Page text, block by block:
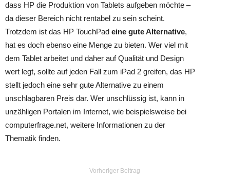
dass HP die Produktion von Tablets aufgeben möchte –
da dieser Bereich nicht rentabel zu sein scheint.
Trotzdem ist das HP TouchPad eine gute Alternative,
hat es doch ebenso eine Menge zu bieten. Wer viel mit
dem Tablet arbeitet und daher auf Qualität und Design
wert legt, sollte auf jeden Fall zum iPad 2 greifen, das HP
stellt jedoch eine sehr gute Alternative zu einem
unschlagbaren Preis dar. Wer unschlüssig ist, kann in
unzähligen Portalen im Internet, wie beispielsweise bei
computerfrage.net, weitere Informationen zu der
Thematik finden.
Vorheriger Beitrag